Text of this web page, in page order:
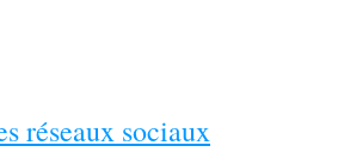
réseaux sociaux